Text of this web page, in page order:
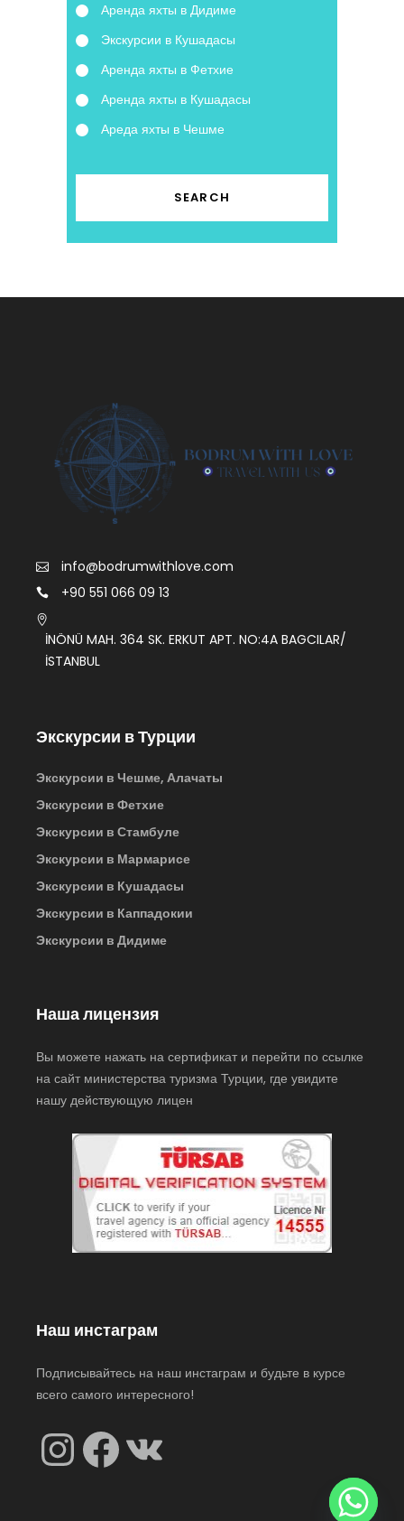
Аренда яхты в Дидиме
Экскурсии в Кушадасы
Аренда яхты в Фетхие
Аренда яхты в Кушадасы
Ареда яхты в Чешме
info@bodrumwithlove.com
+90 551 066 09 13
İNÖNÜ MAH. 364 SK. ERKUT APT. NO:4A BAGCILAR/
İSTANBUL
Экскурсии в Турции
Экскурсии в Чешме, Алачаты
Экскурсии в Фетхие
Экскурсии в Стамбуле
Экскурсии в Мармарисе
Экскурсии в Кушадасы
Экскурсии в Каппадокии
Экскурсии в Дидиме
Наша лицензия
Вы можете нажать на сертификат и перейти по ссылке
на сайт министерства туризма Турции, где увидите
нашу действующую лицен
Наш инстаграм
Подписывайтесь на наш инстаграм и будьте в курсе
всего самого интересного!
Instagram
Facebook
VK